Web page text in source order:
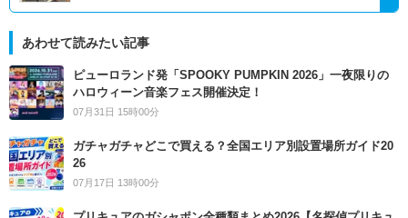
あわせて読みたい記事
ピューロランド発「SPOOKY PUMPKIN 2026」一夜限りの
ハロウィーン音楽フェス開催決定！
07月31日 15時00分
ガチャガチャどこで買える？全国エリア別設置場所ガイド20
26
07月17日 13時00分